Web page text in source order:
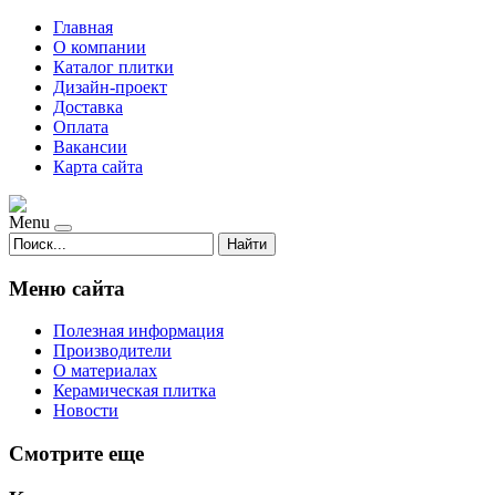
Главная
О компании
Каталог плитки
Дизайн-проект
Доставка
Оплата
Вакансии
Карта сайта
Menu
Найти
Меню сайта
Полезная информация
Производители
О материалах
Керамическая плитка
Новости
Смотрите еще